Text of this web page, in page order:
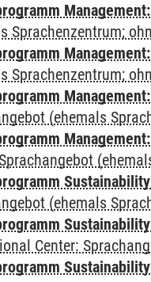
Sprachenzentrum;
Sprachenzentrum;
(ehemals
(ehemals
Center: